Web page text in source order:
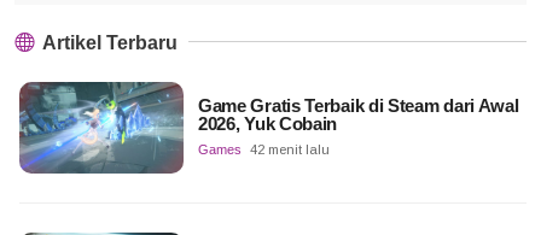
Artikel Terbaru
Game Gratis Terbaik di Steam dari Awal
2026, Yuk Cobain
Games 42 menit lalu